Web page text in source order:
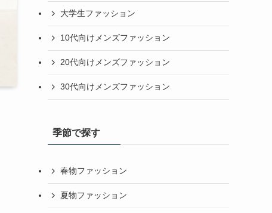
大学生ファッション
10代向けメンズファッション
20代向けメンズファッション
30代向けメンズファッション
季節で探す
春物ファッション
夏物ファッション